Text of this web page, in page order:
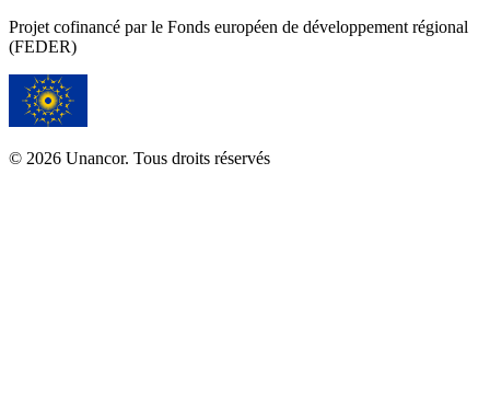
Projet cofinancé par le Fonds européen de développement régional
(FEDER)
© 2026 Unancor. Tous droits réservés